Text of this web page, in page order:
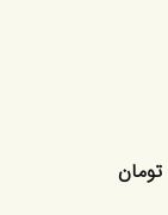
تومانمحدوده